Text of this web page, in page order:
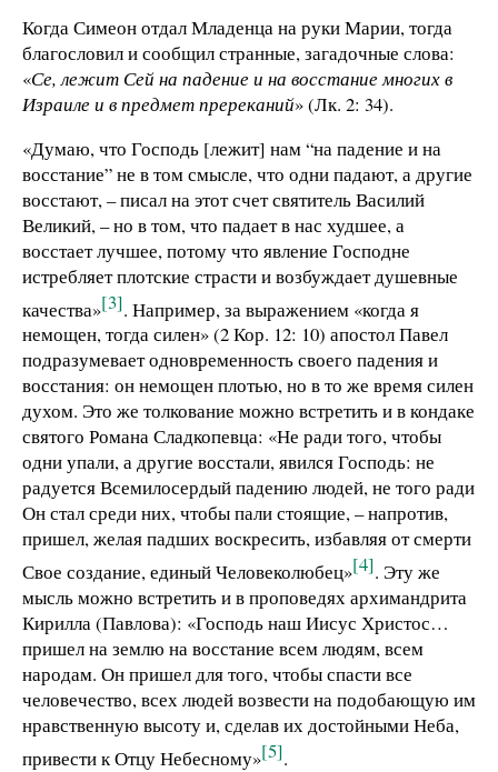
Когда Симеон отдал Младенца на руки Марии, тогда
благословил и сообщил странные, загадочные слова:
«Се, лежит Сей на падение и на восстание многих в
Израиле и в предмет пререканий» (Лк. 2: 34).
«Думаю, что Господь [лежит] нам “на падение и на
восстание” не в том смысле, что одни падают, а другие
восстают, – писал на этот счет святитель Василий
Великий, – но в том, что падает в нас худшее, а
восстает лучшее, потому что явление Господне
истребляет плотские страсти и возбуждает душевные
качества»[3]. Например, за выражением «когда я
немощен, тогда силен» (2 Кор. 12: 10) апостол Павел
подразумевает одновременность своего падения и
восстания: он немощен плотью, но в то же время силен
духом. Это же толкование можно встретить и в кондаке
святого Романа Сладкопевца: «Не ради того, чтобы
одни упали, а другие восстали, явился Господь: не
радуется Всемилосердый падению людей, не того ради
Он стал среди них, чтобы пали стоящие, – напротив,
пришел, желая падших воскресить, избавляя от смерти
Свое создание, единый Человеколюбец»[4]. Эту же
мысль можно встретить и в проповедях архимандрита
Кирилла (Павлова): «Господь наш Иисус Христос…
пришел на землю на восстание всем людям, всем
народам. Он пришел для того, чтобы спасти все
человечество, всех людей возвести на подобающую им
нравственную высоту и, сделав их достойными Неба,
привести к Отцу Небесному»[5].